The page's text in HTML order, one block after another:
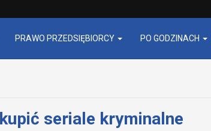
PRAWO PRZEDSIĘBIORCY PO GODZINACH
seriale kryminalne